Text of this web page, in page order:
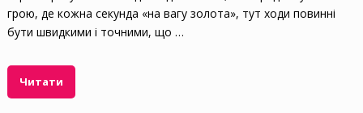
грою, де кожна секунда «на вагу золота», тут ходи повинні
бути швидкими і точними, що …
Читати